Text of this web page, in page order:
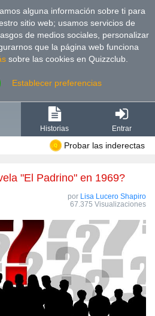
alguna información sobre ti para
sitio web; usamos servicios de
de medios sociales, personalizar
que la página web funciona
sobre las cookies en Quizzclub.
Establecer preferencias
Historias Entrar
Probar las inderectas
"El Padrino" en 1969?
por Lisa Lucero Shapiro
67.375 Visualizaciones